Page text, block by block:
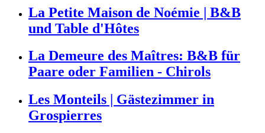
La Petite Maison de Noémie | B&B
und Table d'Hôtes
La Demeure des Maîtres: B&B für
Paare oder Familien - Chirols
Les Monteils | Gästezimmer in
Grospierres